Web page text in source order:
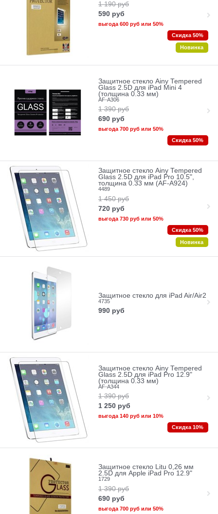
1 190 руб
590 руб
выгода 600 рубили 50%
Скидка 50%
Новинка
Защитное стекло Ainy Tempered
Glass 2.5D для iPad Mini 4
(толщина 0.33 мм)
AF-A306
1 390 руб
690 руб
выгода700 рубили 50%
Скидка 50%
Защитное стекло Ainy Tempered
Glass 2.5D для iPad Pro 10.5",
толщина 0.33 мм (AF-A924)
4489
1 450 руб
720 руб
выгода 730 рубили 50%
Скидка 50%
Новинка
Защитное стекло для iPad Air/Air2
4735
990 руб
Защитное стекло Ainy Tempered
Glass 2.5D для iPad Pro 12.9"
(толщина 0.33 мм)
AF-A344
1 390 руб
1 250 руб
выгода140 рубили 10%
Скидка 10%
Защитное стекло Litu 0,26 мм
2.5D для Apple iPad Pro 12.9"
1729
1 390 руб
690 руб
выгода 700 рубили 50%